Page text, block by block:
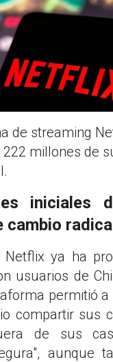
de streaming
millones de
iniciales
cambio
Netflix ya ha
usuarios de
permitió
compartir sus
de sus
aunque